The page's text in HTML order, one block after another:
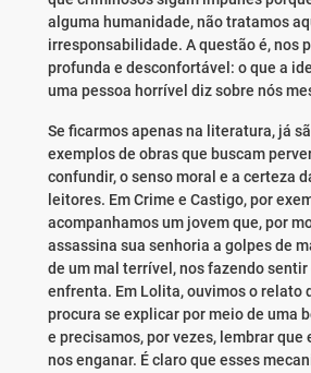
alguma humanidade, não tratamos
irresponsabilidade. A questão é, nos
profunda e desconfortável: o que a
uma pessoa horrível diz sobre nós
Se ficarmos apenas na literatura, já
exemplos de obras que buscam
confundir, o senso moral e a certeza
leitores. Em Crime e Castigo, por
acompanhamos um jovem que, por
assassina sua senhoria a golpes de
de um mal terrível, nos fazendo sentir
enfrenta. Em Lolita, ouvimos o relato
procura se explicar por meio de uma
e precisamos, por vezes, lembrar que
nos enganar. É claro que esses